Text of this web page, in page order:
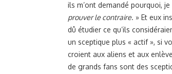
ils m’ont demandé pourquoi,
prouver le contraire. » Et eux
dû étudier ce qu’ils
un sceptique plus « actif », si
croient aux aliens et aux
de grands fans sont des